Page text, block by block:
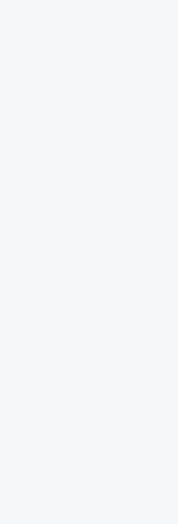
comptes '
et '
'
par le '
'
"
les '
"
"